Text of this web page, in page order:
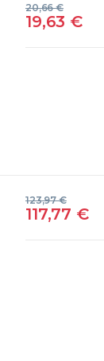
19,63 €
20,66€
117,77 €
123,97€